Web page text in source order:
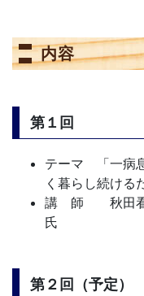
内容
第１回
テーマ 「一病
く暮らし続ける
講 師 秋田看
氏
第２回（予定）